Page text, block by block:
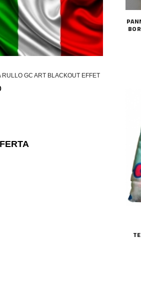
RULLO GC ART BLACKOUT EFFET